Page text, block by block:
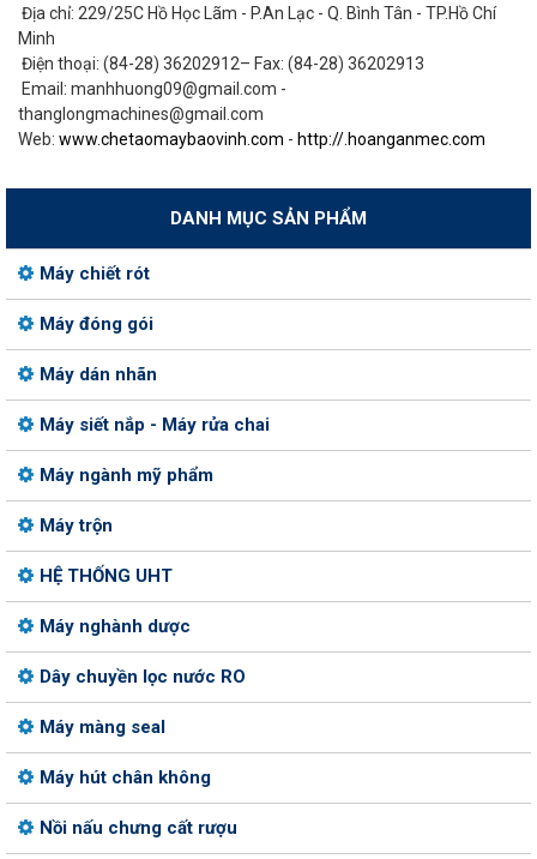
Địa chỉ: 229/25C Hồ Học Lãm - P.An Lạc - Q. Bình Tân - TP.Hồ Chí
Minh
Điện thoại: (84-28) 36202912– Fax: (84-28) 36202913
Email: manhhuong09@gmail.com -
thanglongmachines@gmail.com
Web: www.chetaomaybaovinh.com - http://.hoanganmec.com
DANH MỤC SẢN PHẨM
Máy chiết rót
Máy đóng gói
Máy dán nhãn
Máy siết nắp - Máy rửa chai
Máy ngành mỹ phẩm
Máy trộn
HỆ THỐNG UHT
Máy nghành dược
Dây chuyền lọc nước RO
Máy màng seal
Máy hút chân không
Nồi nấu chưng cất rượu